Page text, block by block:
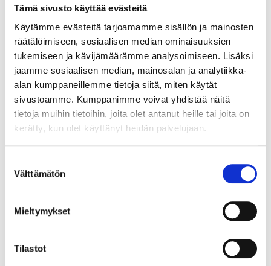
Tämä sivusto käyttää evästeitä
Käytämme evästeitä tarjoamamme sisällön ja mainosten
räätälöimiseen, sosiaalisen median ominaisuuksien
tukemiseen ja kävijämäärämme analysoimiseen. Lisäksi
jaamme sosiaalisen median, mainosalan ja analytiikka-
alan kumppaneillemme tietoja siitä, miten käytät
sivustoamme. Kumppanimme voivat yhdistää näitä
tietoja muihin tietoihin, joita olet antanut heille tai joita on
kerätty, kun olet käyttänyt heidän palvelujaan.
valinta
Välttämätön
Mieltymykset
Tilastot
agentti vaan paras orkestrointi